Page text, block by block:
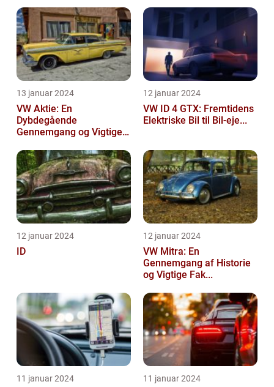
13 januar 2024
VW Aktie: En
Dybdegående
Gennemgang og Vigtige
12 januar 2024
VW ID 4 GTX: Fremtidens
Elektriske Bil til Bil-eje...
12 januar 2024
ID
12 januar 2024
VW Mitra: En
Gennemgang af Historie
og Vigtige Fak...
11 januar 2024 11 januar 2024